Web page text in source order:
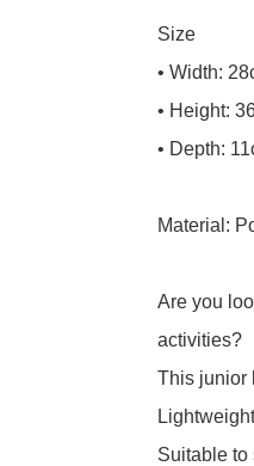
Size
• Width:
• Height:
• Depth:
Material:
Are you
activities?
This junior
Suitable to